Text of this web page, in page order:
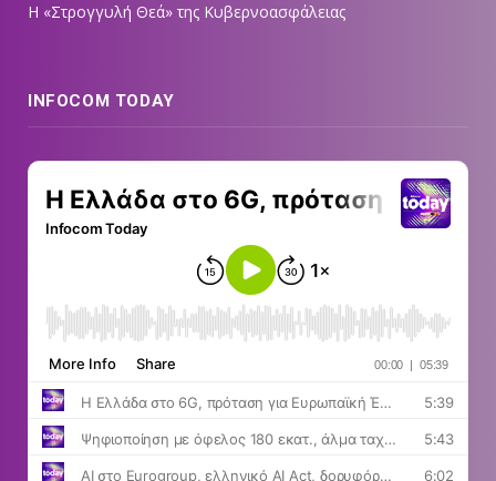
Η «Στρογγυλή Θεά» της Κυβερνοασφάλειας
INFOCOM TODAY